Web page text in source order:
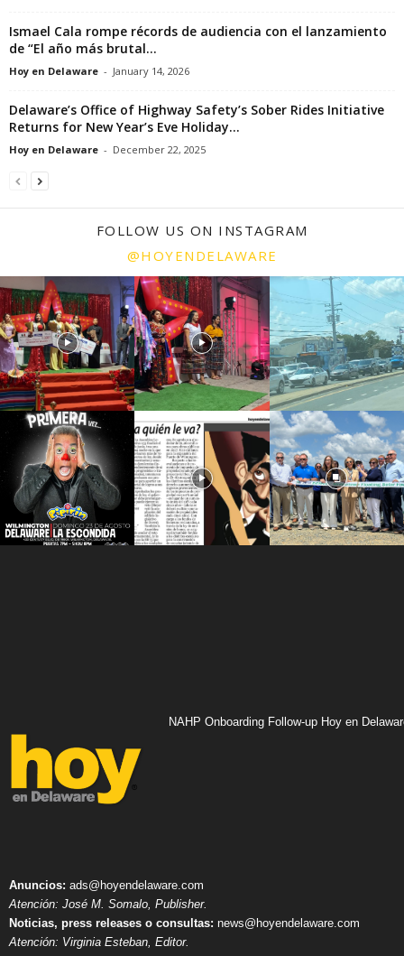
Ismael Cala rompe récords de audiencia con el lanzamiento
de “El año más brutal...
Hoy en Delaware - January 14, 2026
Delaware’s Office of Highway Safety’s Sober Rides Initiative
Returns for New Year’s Eve Holiday...
Hoy en Delaware - December 22, 2025
FOLLOW US ON INSTAGRAM
@HOYENDELAWARE
NAHP Onboarding Follow-up Hoy en
Anuncios: ads@hoyendelaware.com
Atención: José M. Somalo, Publisher.
Noticias, press releases o consultas: news@hoyendelaware.com
Atención: Virginia Esteban, Editor.